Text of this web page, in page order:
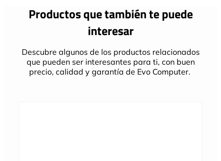
Productos que también te puede
interesar
Descubre algunos de los productos relacionados
que pueden ser interesantes para ti, con buen
precio, calidad y garantía de Evo Computer.